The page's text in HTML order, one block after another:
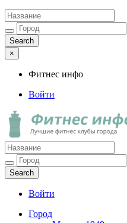
×
Фитнес инфо
Войти
Фитнес инфо
Лучшие фитнес клубы города
Войти
Город